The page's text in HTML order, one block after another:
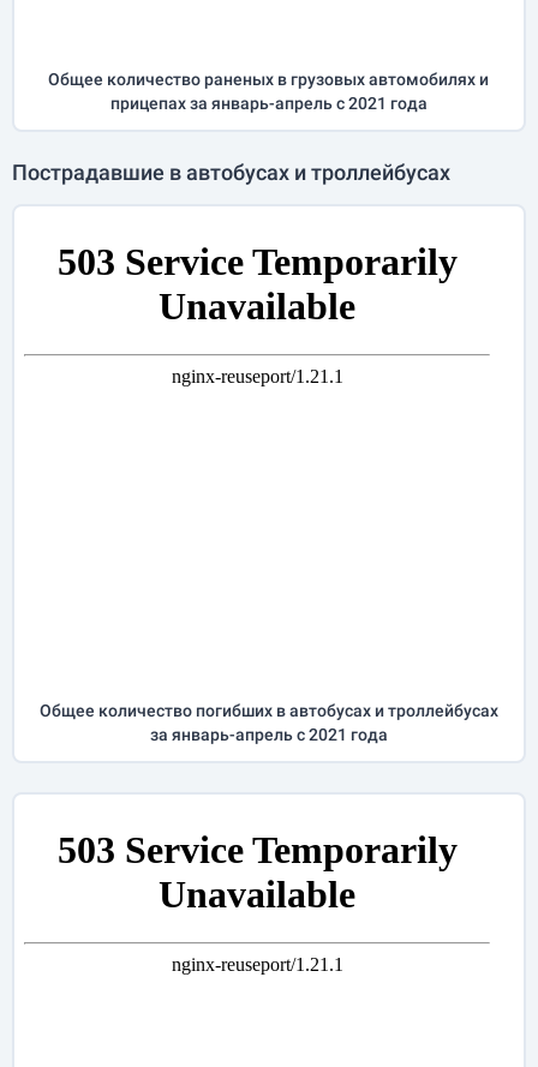
Общее количество раненых в грузовых автомобилях и
прицепах за январь-апрельс 2021 года
Пострадавшие в автобусах и троллейбусах
Общее количество погибших в автобусах и троллейбусах
за январь-апрельс 2021 года